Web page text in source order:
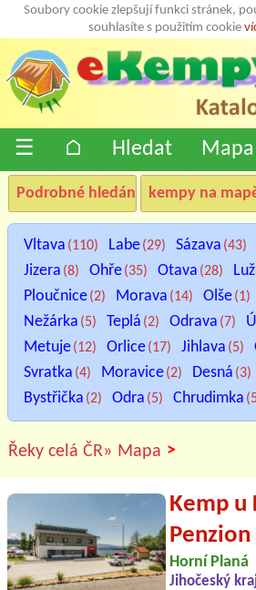
Soubory cookie zlepšují funkci stránek,
souhlasíte s použitím cookie
☰ ⌂ Hledat Mapa
Podrobné hledání kempy na
Vltava (110) Labe(29) Sázava (43)
Jizera (8) Ohře(35) Otava (28)
Ploučnice(2) Morava (14) Olše(1)
Nežárka (5) Teplá (2) Odrava (7)
Metuje(12) Orlice(17) Jihlava (5)
Svratka (4) Moravice(2) Desná (3)
Bystřička (2) Odra (5) Chrudimka
Řeky celá ČR» Mapa >
Kemp u
Penzion
Horní Planá
Jihočeský